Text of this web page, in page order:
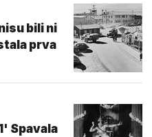
bili ni
prva
Spavala